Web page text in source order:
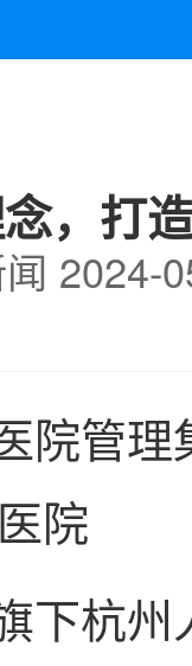
，打
2024-
院管
院
下杭